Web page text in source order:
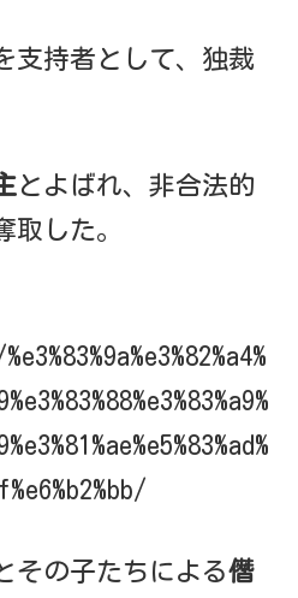
支持者として、独裁
とよばれ、非合法的
取した。
その子たちによる僭